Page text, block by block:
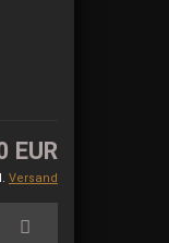
EUR
Versand